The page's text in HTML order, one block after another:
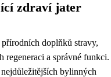
zdraví jater
doplňků stravy,
regeneraci a správné funkci.
bylinných